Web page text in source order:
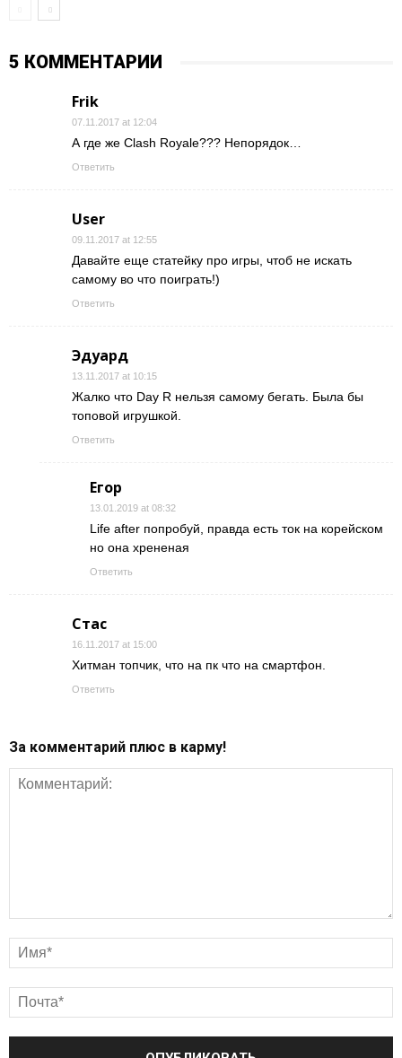
5 КОММЕНТАРИИ
Frik
07.11.2017 at 12:04
А где же Clash Royale??? Непорядок…
Ответить
User
09.11.2017 at 12:55
Давайте еще статейку про игры, чтоб не искать
самому во что поиграть!)
Ответить
Эдуард
13.11.2017 at 10:15
Жалко что Day R нельзя самому бегать. Была бы
топовой игрушкой.
Ответить
Егор
13.01.2019 at 08:32
Life after попробуй, правда есть ток на корейском
но она хрененая
Ответить
Стас
16.11.2017 at 15:00
Хитман топчик, что на пк что на смартфон.
Ответить
За комментарий плюс в карму!